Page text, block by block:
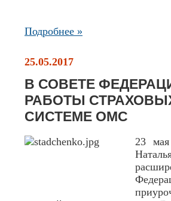
Подробнее »
25.05.2017
В СОВЕТЕ
РАБОТЫ
СИСТЕМЕ ОМС
23